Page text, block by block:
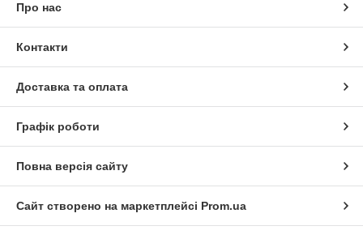
Про нас
Контакти
Доставка та оплата
Графік роботи
Повна версія сайту
Сайт створено на маркетплейсі Prom.ua